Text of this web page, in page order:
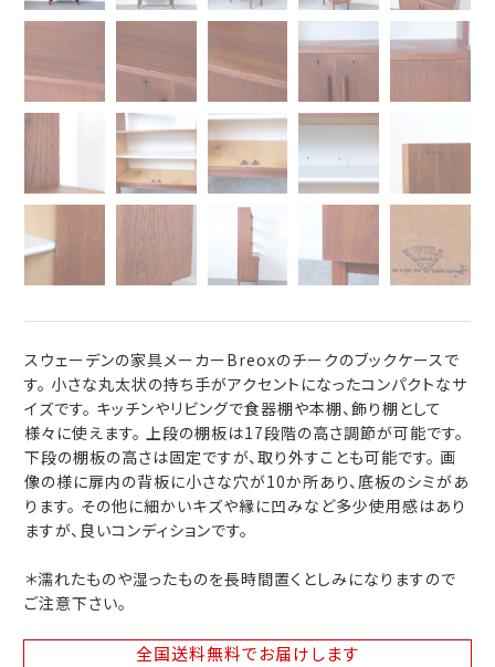
スウェーデンの家具メーカーBreoxのチークのブックケースで
す。 小さな丸太状の持ち手がアクセントになったコンパクトなサ
イズです。 キッチンやリビングで食器棚や本棚、飾り棚として
様々に使えます。 上段の棚板は17段階の高さ調節が可能です。
下段の棚板の高さは固定ですが、取り外すことも可能です。 画
像の様に扉内の背板に小さな穴が10か所あり、底板のシミがあ
ります。 その他に細かいキズや縁に凹みなど多少使用感はあり
ますが、良いコンディションです。
＊濡れたものや湿ったものを長時間置くとしみになりますので
ご注意下さい。
全国送料無料でお届けします